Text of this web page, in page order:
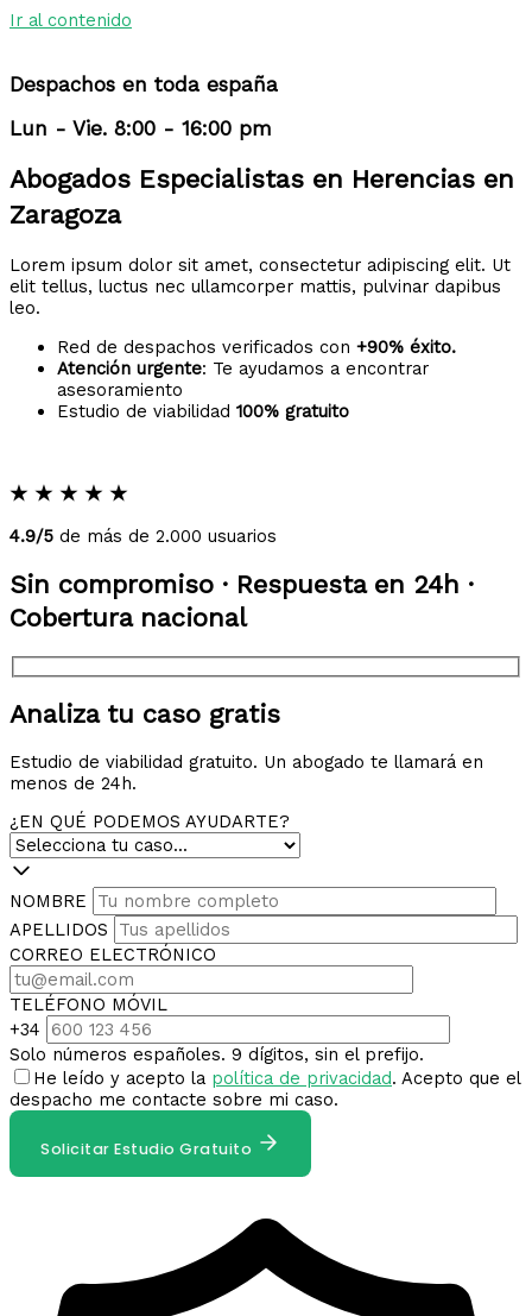
Ir al contenido
Despachos en toda españa
Lun - Vie. 8:00 - 16:00 pm
Abogados Especialistas en Herencias en
Zaragoza
Lorem ipsum dolor sit amet, consectetur adipiscing elit. Ut
elit tellus, luctus nec ullamcorper mattis, pulvinar dapibus
leo.
Red de despachos verificados con +90% éxito.
Atención urgente: Te ayudamos a encontrar
asesoramiento
Estudio de viabilidad 100% gratuito
★ ★ ★ ★ ★
4.9/5 de más de 2.000 usuarios
Sin compromiso · Respuesta en 24h ·
Cobertura nacional
Analiza tu caso gratis
Estudio de viabilidad gratuito. Un abogado te llamará en
menos de 24h.
¿EN QUÉ PODEMOS AYUDARTE?
NOMBRE
APELLIDOS
CORREO ELECTRÓNICO
TELÉFONO MÓVIL
+34
Solo números españoles. 9 dígitos, sin el prefijo.
He leído y acepto la política de privacidad. Acepto que el
despacho me contacte sobre mi caso.
Solicitar Estudio Gratuito